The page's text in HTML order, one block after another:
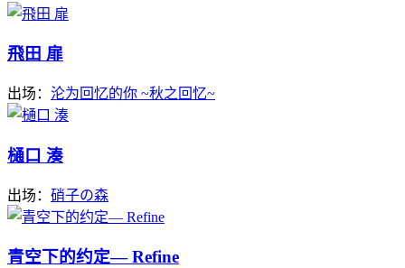
飛田 扉
出场： 沦为回忆的你 ~秋之回忆~
樋口 湊
出场： 硝子の森
青空下的约定― Refine